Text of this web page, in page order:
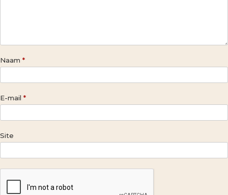
Naam *
E-mail *
Site